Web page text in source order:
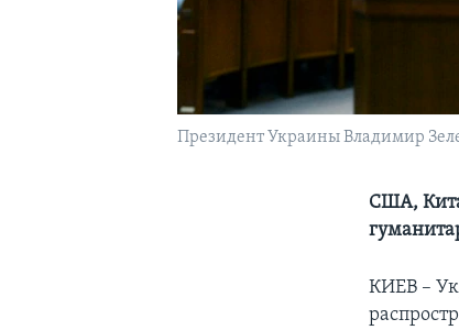
Президент Украины Владимир
США,
КИЕВ –